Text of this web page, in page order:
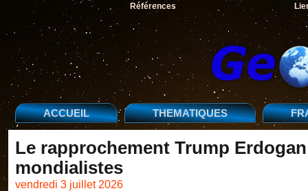
Références
ACCUEIL THEMATIQUES
Le rapprochement Trump
mondialistes
vendredi 3 juillet 2026